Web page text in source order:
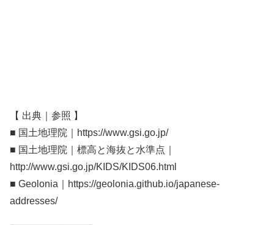
【 出典｜参照 】
■ 国土地理院｜https://www.gsi.go.jp/
■ 国土地理院｜標高と海抜と水準点｜
http://www.gsi.go.jp/KIDS/KIDS06.html
■ Geolonia｜https://geolonia.github.io/japanese-
addresses/